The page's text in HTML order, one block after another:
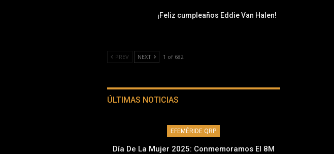
¡Feliz cumpleaños Eddie Van Halen!
PREV NEXT 1 of 682
ÚLTIMAS NOTICIAS
EFEMÉRIDE QRP
Día De La Mujer 2025: Conmemoramos El 8M